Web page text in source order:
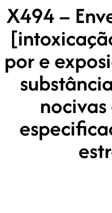
X494 –
por e